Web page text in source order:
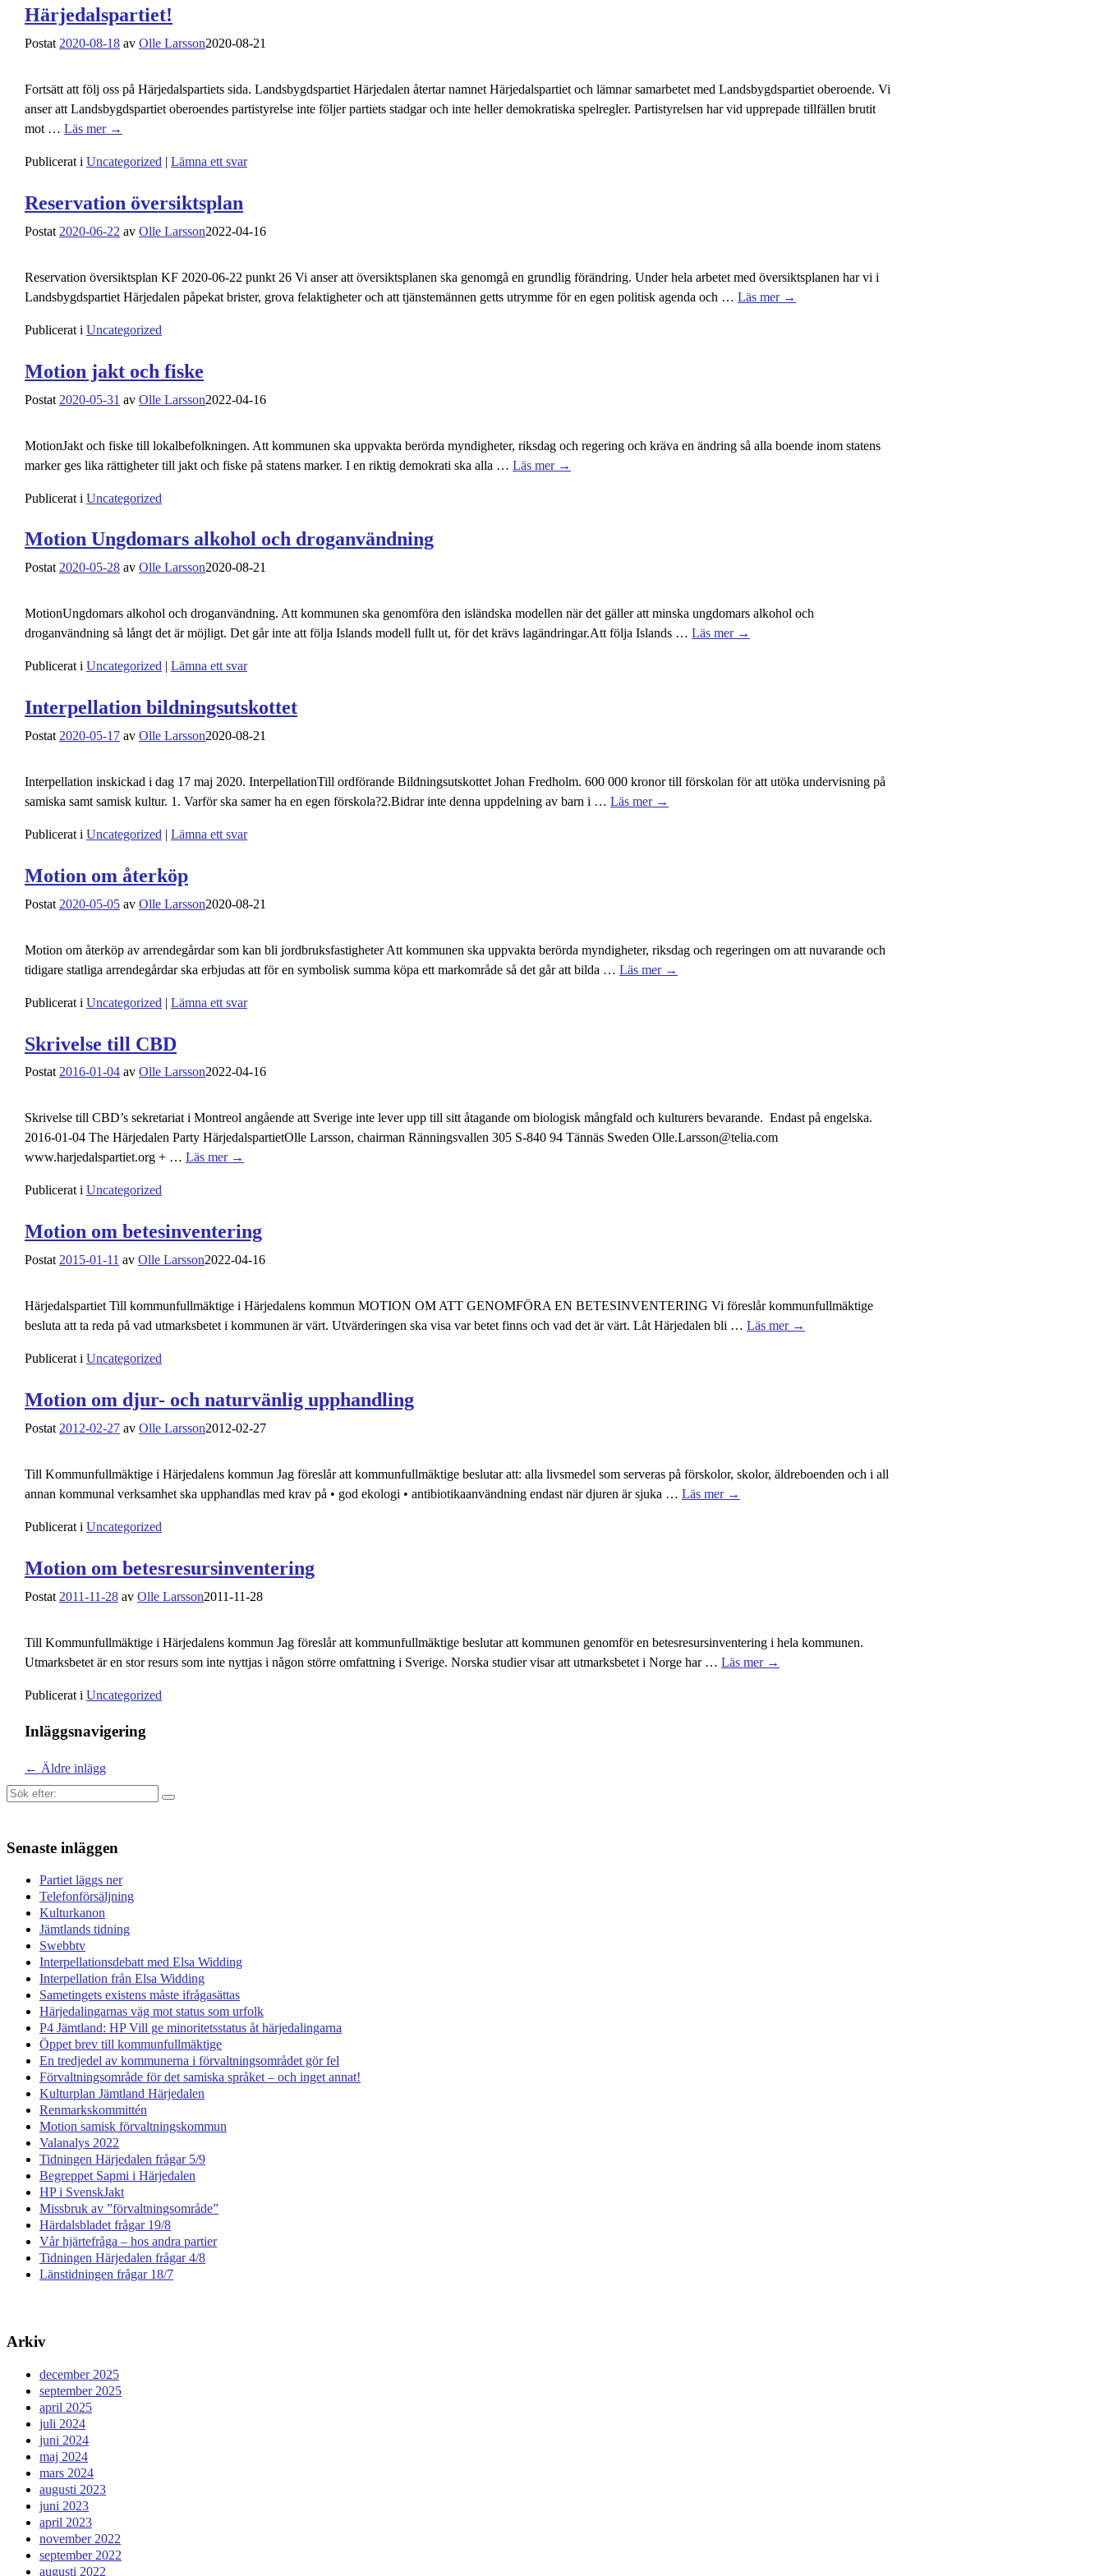
Härjedalspartiet!
Postat 2020-08-18 av Olle Larsson2020-08-21
Fortsätt att följ oss på Härjedalspartiets sida. Landsbygdspartiet Härjedalen återtar namnet Härjedalspartiet och lämnar samarbetet med Landsbygdspartiet oberoende. Vi
anser att Landsbygdspartiet oberoendes partistyrelse inte följer partiets stadgar och inte heller demokratiska spelregler. Partistyrelsen har vid upprepade tillfällen brutit
mot … Läs mer →
Publicerat i Uncategorized | Lämna ett svar
Reservation översiktsplan
Postat 2020-06-22 av Olle Larsson2022-04-16
Reservation översiktsplan KF 2020-06-22 punkt 26 Vi anser att översiktsplanen ska genomgå en grundlig förändring. Under hela arbetet med översiktsplanen har vi i
Landsbygdspartiet Härjedalen påpekat brister, grova felaktigheter och att tjänstemännen getts utrymme för en egen politisk agenda och … Läs mer →
Publicerat i Uncategorized
Motion jakt och fiske
Postat 2020-05-31 av Olle Larsson2022-04-16
MotionJakt och fiske till lokalbefolkningen. Att kommunen ska uppvakta berörda myndigheter, riksdag och regering och kräva en ändring så alla boende inom statens
marker ges lika rättigheter till jakt och fiske på statens marker. I en riktig demokrati ska alla … Läs mer →
Publicerat i Uncategorized
Motion Ungdomars alkohol och droganvändning
Postat 2020-05-28 av Olle Larsson2020-08-21
MotionUngdomars alkohol och droganvändning. Att kommunen ska genomföra den isländska modellen när det gäller att minska ungdomars alkohol och
droganvändning så långt det är möjligt. Det går inte att följa Islands modell fullt ut, för det krävs lagändringar.Att följa Islands … Läs mer →
Publicerat i Uncategorized | Lämna ett svar
Interpellation bildningsutskottet
Postat 2020-05-17 av Olle Larsson2020-08-21
Interpellation inskickad i dag 17 maj 2020. InterpellationTill ordförande Bildningsutskottet Johan Fredholm. 600 000 kronor till förskolan för att utöka undervisning på
samiska samt samisk kultur. 1. Varför ska samer ha en egen förskola?2.Bidrar inte denna uppdelning av barn i … Läs mer →
Publicerat i Uncategorized | Lämna ett svar
Motion om återköp
Postat 2020-05-05 av Olle Larsson2020-08-21
Motion om återköp av arrendegårdar som kan bli jordbruksfastigheter Att kommunen ska uppvakta berörda myndigheter, riksdag och regeringen om att nuvarande och
tidigare statliga arrendegårdar ska erbjudas att för en symbolisk summa köpa ett markområde så det går att bilda … Läs mer →
Publicerat i Uncategorized | Lämna ett svar
Skrivelse till CBD
Postat 2016-01-04 av Olle Larsson2022-04-16
Skrivelse till CBD’s sekretariat i Montreol angående att Sverige inte lever upp till sitt åtagande om biologisk mångfald och kulturers bevarande. Endast på engelska.
2016-01-04 The Härjedalen Party HärjedalspartietOlle Larsson, chairman Ränningsvallen 305 S-840 94 Tännäs Sweden Olle.Larsson@telia.com
www.harjedalspartiet.org + … Läs mer →
Publicerat i Uncategorized
Motion om betesinventering
Postat 2015-01-11 av Olle Larsson2022-04-16
Härjedalspartiet Till kommunfullmäktige i Härjedalens kommun MOTION OM ATT GENOMFÖRA EN BETESINVENTERING Vi föreslår kommunfullmäktige
besluta att ta reda på vad utmarksbetet i kommunen är värt. Utvärderingen ska visa var betet finns och vad det är värt. Låt Härjedalen bli … Läs mer →
Publicerat i Uncategorized
Motion om djur- och naturvänlig upphandling
Postat 2012-02-27 av Olle Larsson2012-02-27
Till Kommunfullmäktige i Härjedalens kommun Jag föreslår att kommunfullmäktige beslutar att: alla livsmedel som serveras på förskolor, skolor, äldreboenden och i all
annan kommunal verksamhet ska upphandlas med krav på • god ekologi • antibiotikaanvändning endast när djuren är sjuka … Läs mer →
Publicerat i Uncategorized
Motion om betesresursinventering
Postat 2011-11-28 av Olle Larsson2011-11-28
Till Kommunfullmäktige i Härjedalens kommun Jag föreslår att kommunfullmäktige beslutar att kommunen genomför en betesresursinventering i hela kommunen.
Utmarksbetet är en stor resurs som inte nyttjas i någon större omfattning i Sverige. Norska studier visar att utmarksbetet i Norge har … Läs mer →
Publicerat i Uncategorized
Inläggsnavigering
← Äldre inlägg
Sök
Senaste inläggen
Partiet läggs ner
Telefonförsäljning
Kulturkanon
Jämtlands tidning
Swebbtv
Interpellationsdebatt med Elsa Widding
Interpellation från Elsa Widding
Sametingets existens måste ifrågasättas
Härjedalingarnas väg mot status som urfolk
P4 Jämtland: HP Vill ge minoritetsstatus åt härjedalingarna
Öppet brev till kommunfullmäktige
En tredjedel av kommunerna i förvaltningsområdet gör fel
Förvaltningsområde för det samiska språket – och inget annat!
Kulturplan Jämtland Härjedalen
Renmarkskommittén
Motion samisk förvaltningskommun
Valanalys 2022
Tidningen Härjedalen frågar 5/9
Begreppet Sapmi i Härjedalen
HP i SvenskJakt
Missbruk av ”förvaltningsområde”
Härdalsbladet frågar 19/8
Vår hjärtefråga – hos andra partier
Tidningen Härjedalen frågar 4/8
Länstidningen frågar 18/7
Arkiv
december 2025
september 2025
april 2025
juli 2024
juni 2024
maj 2024
mars 2024
augusti 2023
juni 2023
april 2023
november 2022
september 2022
augusti 2022